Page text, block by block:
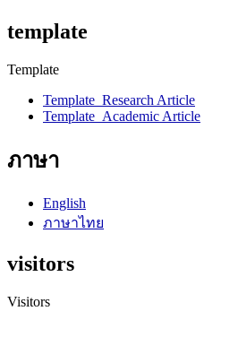
template
Template
Template_Research Article
Template_Academic Article
ภาษา
English
ภาษาไทย
visitors
Visitors